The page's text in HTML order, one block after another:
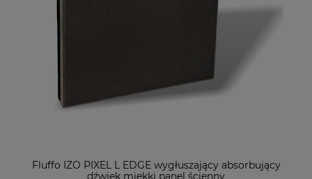
Fluffo IZO PIXEL L EDGE wygłuszający absorbujący
dźwięk miękki panel ścienny